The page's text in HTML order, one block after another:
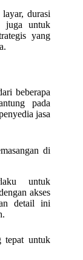
durasi
juga untuk
yang
beberapa
pada
jasa
di
untuk
akses
detail ini
tepat untuk